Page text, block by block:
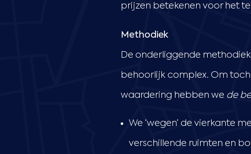
prijzen betekenen voor het
Methodiek
De onderliggende
behoorlijk complex. Om
waardering hebben we de
We ‘wegen’ de vierkante
verschillende ruimten en